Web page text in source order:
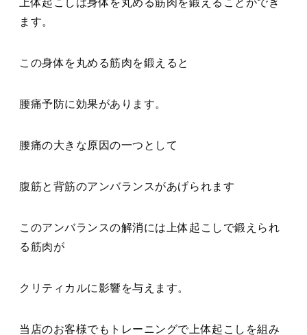
上体起こしは身体を丸める筋肉を鍛えることができ
ます。
この身体を丸める筋肉を鍛えると
腰痛予防に効果があります。
腰痛の大きな原因の一つとして
腹筋と背筋のアンバランスがあげられます
このアンバランスの解消には上体起こしで鍛えられ
る筋肉が
クリティカルに影響を与えます。
当店のお客様でもトレーニングで上体起こしを組み